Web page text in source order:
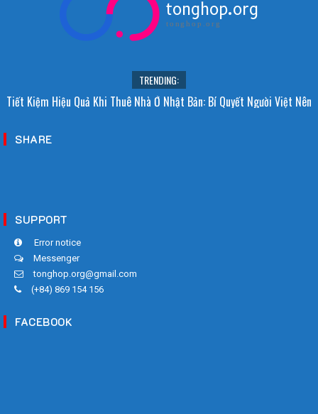
tonghop.org
tonghop.org
TRENDING:
Tiết Kiệm Hiệu Quả Khi Thuê Nhà Ở Nhật Bản: Bí Quyết Người Việt Nên
SHARE
SUPPORT
Error notice
Messenger
tonghop.org@gmail.com
(+84) 869 154 156
FACEBOOK